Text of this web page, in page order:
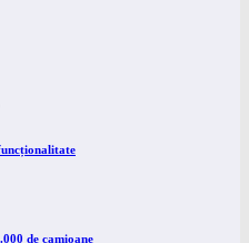
de camioane